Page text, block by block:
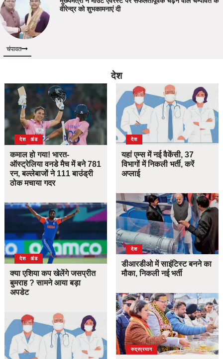
वीरेन्द्र को शुभकामनाएं दी
चंपावत
देश
उत्तराखंड
देश
कमाल हो गया! भारत-
ऑस्ट्रेलिया वनडे मैच में बने 781
रन, बल्लेबाजों ने 111 बाउंड्री
ठोक मचाया गदर
उत्तराखंड
देश
क्या एशिया कप खेलेंगे जसप्रीत
बुमराह ? सामने आया बड़ा
अपडेट
देश
यहां एम्स में नई वैकेंसी, 37
विभागों में निकली भर्ती, करें
अप्लाई
देश
डीआरडीओ में साइंटिस्ट बनने का
मौका, निकली नई भर्ती
उत्तराखंड
देश
रुद्रप्रयाग